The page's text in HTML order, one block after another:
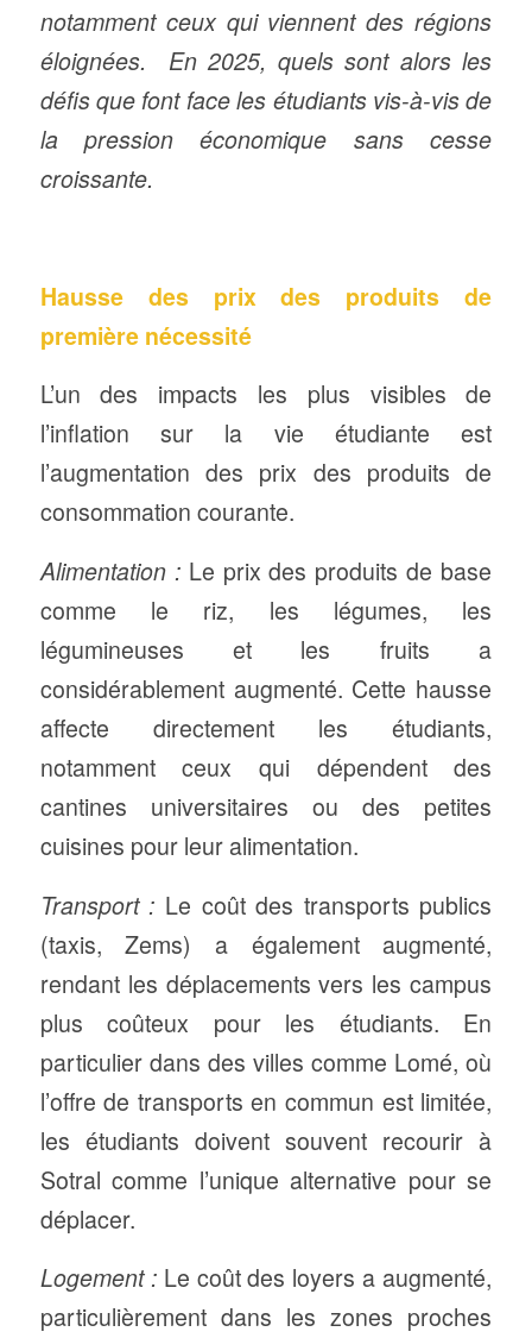
notamment ceux qui viennent des régions
éloignées. En 2025, quels sont alors les
défis que font face les étudiants vis-à-vis de
la pression économique sans cesse
croissante.
Hausse des prix des produits de
première nécessité
L’un des impacts les plus visibles de
l’inflation sur la vie étudiante est
l’augmentation des prix des produits de
consommation courante.
Alimentation :Le prix des produits de base
comme le riz, les légumes, les
légumineuses et les fruits a
considérablement augmenté. Cette hausse
affecte directement les étudiants,
notamment ceux qui dépendent des
cantines universitaires ou des petites
cuisines pour leur alimentation.
Transport : Le coût des transports publics
(taxis, Zems) a également augmenté,
rendant les déplacements vers les campus
plus coûteux pour les étudiants. En
particulier dans des villes comme Lomé, où
l’offre de transports en commun est limitée,
les étudiants doivent souvent recourir à
Sotral comme l’unique alternative pour se
déplacer.
Logement :Le coût des loyers a augmenté,
particulièrement dans les zones proches